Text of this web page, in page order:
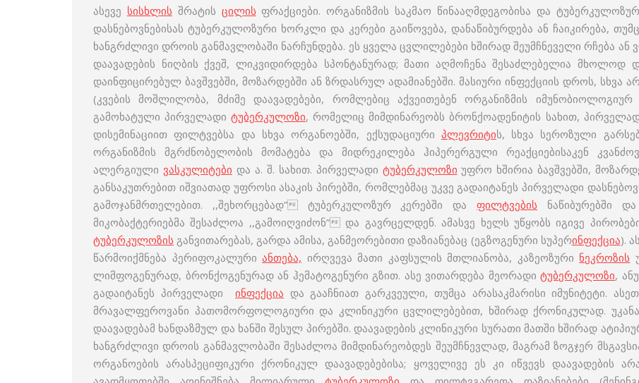
ასევე სისხლის შრატის ცილის ფრაქციები. ორგანიზმის საკმაო წინააღმდეგობისა და
დასნებოვნებისას ტუბერკულოზური ხორკლი და კერები გაიწოვება, დანაწიბურდება ან ჩაიკირება,
ხანგრძლივი დროის განმავლობაში ნარჩუნდება. ეს ყველა ცვლილებები ხშირად შეუმჩნეველი რჩება ან
დაავადების ნიღბის ქვეშ, ლიკვიდირდება სპონტანურად; მათი აღმოჩენა შესაძლებელია მხოლოდ
დაინფიცირებულ ბავშვებში, მოზარდებში ან ზრდასრულ ადამიანებში. მასიური ინფექციის დროს,
(კვების მოშლილობა, მძიმე დაავადებები, რომლებიც აქვეითებენ ორგანიზმის
გამოხატული პირველადიტუბერკულოზი, რომელიც მიმდინარეობს ბრონქოადენიტის სახით,
დისემინაციით ფილტვებსა და სხვა ორგანოებში, ექსუდაციური პლევრიტის, სხვა სეროზული
ორგანიზმის მგრძნობელობის მომატება და მიდრეკილება ჰიპერერგული რეაქციებისაკენ
ალერგიული ვასკულიტები და ა. შ. სახით. პირველადი ტუბერკულოზი უფრო ხშირია ბავშვებში,
განსაკუთრებით იშვიათად უფროსი ასაკის პირებში, რომლებმაც უკვე გადაიტანეს პირველადი
გამოჯანმრთელებით. ,,შეხორცებად” ტუბერკულოზურ კერებში და ფილტვების ნაწიბურებში
მიკობაქტერიებმა შესაძლოა ,,გამოიღვიძონ” და გავრცელდენ. ამასვე ხელს უწყობს იგივე
ტუბერკულოზის განვითარებას, გარდა ამისა, განმეორებითი დაზიანებაც (ეგზოგენური სუპერინფექცია).
წარმოიქმნება პერიფოკალურიანთება, ირღვევა მათი კაფსულის მთლიანობა, კაზეოზური ნეკროზის
ლიმფოგენურად, ბრონქოგენურად ან ჰემატოგენური გზით. ასე ვითარდება მეორადიტუბერკულოზი,
გადაიტანეს პირველადიინფექცია და გააჩნიათ გარკვეული, თუმცა არასაკმარისი იმუნიტეტი.
მრავალფეროვანი პათომორფოლოგიური და კლინიკური ცვლილებებით, ხშირად ქრონიკულად.
დაავადებამ ხანდაზმულ და ხანში შესულ პირებში. დაავადების კლინიკური სურათი მათში ხშირად
ხანგრძლივი დროის განმავლობაში შესაძლოა მიმდინარეობდეს შეუმჩნევლად, მაგრამ ზოგჯერ
ორგანოების არასპეციფიკური ქრონიკულ დაავადებებისა; ყოველივე ეს კი იწვევს დაავადების